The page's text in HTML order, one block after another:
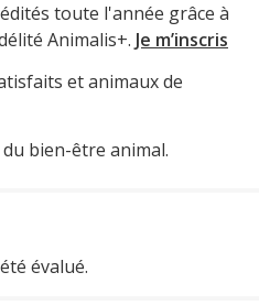
toute l'année grâce à
Animalis+. Je m’inscris
et animaux de
bien-être animal.
évalué.